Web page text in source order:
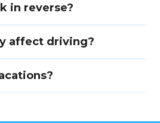
in reverse?
affect driving?